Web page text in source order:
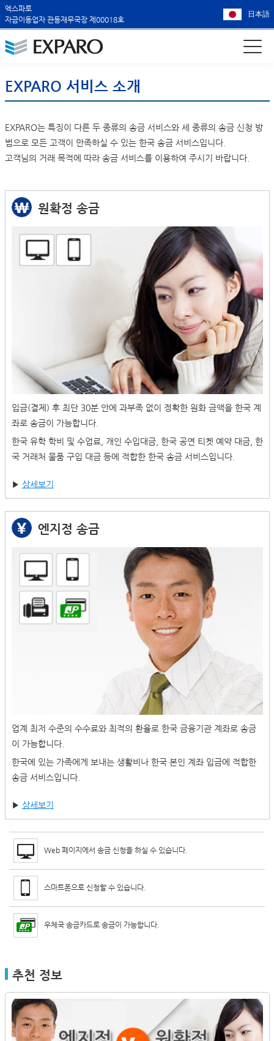
엑스파로
자금이동업자 관동재무국장 제00018호
日本語
EXPARO 서비스 소개
EXPARO는 특징이 다른 두 종류의 송금 서비스와 세 종류의 송금 신청 방
법으로 모든 고객이 만족하실 수 있는 한국 송금 서비스입니다.
고객님의 거래 목적에 따라 송금 서비스를 이용하여 주시기 바랍니다.
원확정 송금
입금(결제) 후 최단 30분 안에 과부족 없이 정확한 원화 금액을 한국 계
좌로 송금이 가능합니다.
한국 유학 학비 및 수업료, 개인 수입대금, 한국 공연 티켓 예약 대금, 한
국 거래처 물품 구입 대금 등에 적합한 한국 송금 서비스입니다.
▶ 상세보기
엔지정 송금
업계 최저 수준의 수수료와 최적의 환율로 한국 금융기관 계좌로 송금
이 가능합니다.
한국에 있는 가족에게 보내는 생활비나 한국 본인 계좌 입금에 적합한
송금 서비스입니다.
▶ 상세보기
Web 페이지에서 송금 신청을 하실 수 있습니다.
스마트폰으로 신청할 수 있습니다.
우체국 송금카드로 송금이 가능합니다.
추천 정보